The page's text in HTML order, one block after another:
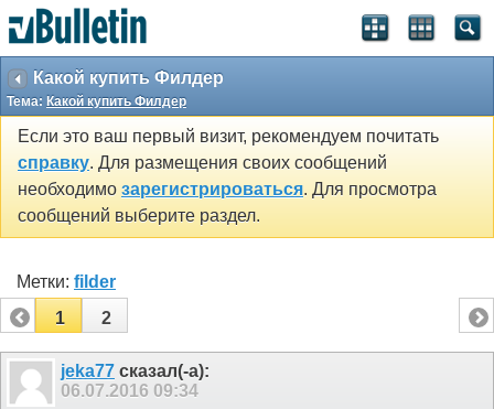
Какой купить Филдер
Тема: Какой купить Филдер
Если это ваш первый визит, рекомендуем почитать
справку. Для размещения своих сообщений
необходимо зарегистрироваться. Для просмотра
сообщений выберите раздел.
Метки: filder
1
2
jeka77 сказал(-а):
06.07.2016 09:34
SEO by vBSEO ©2011, Crawlability, Inc.